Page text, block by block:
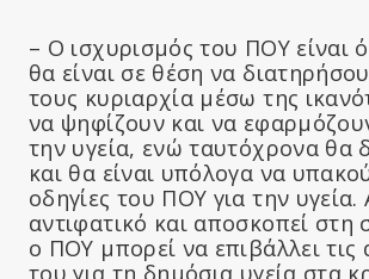
– Ο ισχυρισμός του ΠΟΥ είναι
θα είναι σε θέση να
τους κυριαρχία μέσω της
να ψηφίζουν και να
την υγεία, ενώ ταυτόχρονα θα
και θα είναι υπόλογα να
οδηγίες του ΠΟΥ για την υγεία.
αντιφατικό και αποσκοπεί στη
ο ΠΟΥ μπορεί να επιβάλλει τις
του για τη δημόσια υγεία στα